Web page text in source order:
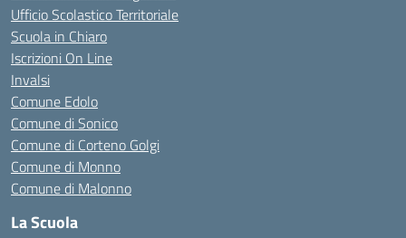
Ufficio Scolastico Territoriale
Scuola in Chiaro
Iscrizioni On Line
Invalsi
Comune Edolo
Comune di Sonico
Comune di Corteno Golgi
Comune di Monno
Comune di Malonno
La Scuola